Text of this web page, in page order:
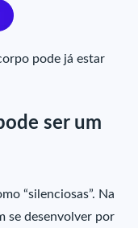
pode já estar
ser um
“silenciosas”. Na
se desenvolver por